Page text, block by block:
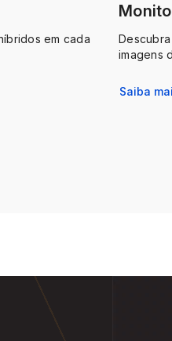
em cada
imagens
Saiba